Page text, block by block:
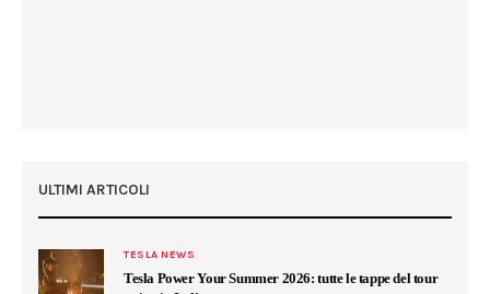
ULTIMI ARTICOLI
TESLA NEWS
Tesla Power Your Summer 2026: tutte le tappe del tour